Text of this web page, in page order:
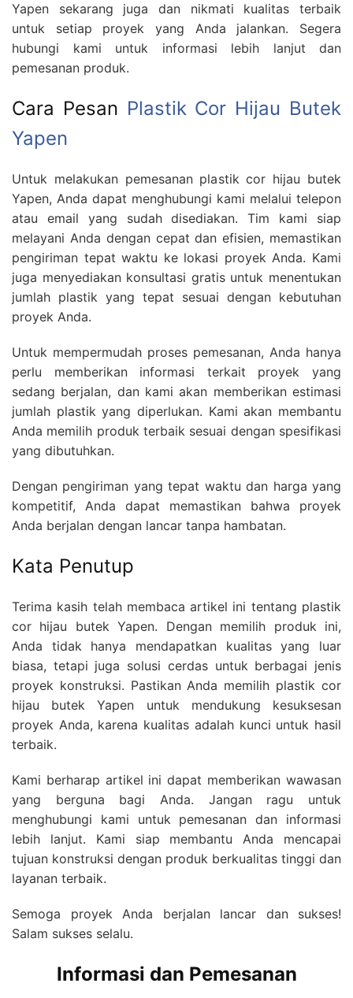
Yapen sekarang juga dan nikmati kualitas terbaik
untuk setiap proyek yang Anda jalankan. Segera
hubungi kami untuk informasi lebih lanjut dan
pemesanan produk.
Cara Pesan Plastik Cor Hijau Butek
Yapen
Untuk melakukan pemesanan plastik cor hijau butek
Yapen, Anda dapat menghubungi kami melalui telepon
atau email yang sudah disediakan. Tim kami siap
melayani Anda dengan cepat dan efisien, memastikan
pengiriman tepat waktu ke lokasi proyek Anda. Kami
juga menyediakan konsultasi gratis untuk menentukan
jumlah plastik yang tepat sesuai dengan kebutuhan
proyek Anda.
Untuk mempermudah proses pemesanan, Anda hanya
perlu memberikan informasi terkait proyek yang
sedang berjalan, dan kami akan memberikan estimasi
jumlah plastik yang diperlukan. Kami akan membantu
Anda memilih produk terbaik sesuai dengan spesifikasi
yang dibutuhkan.
Dengan pengiriman yang tepat waktu dan harga yang
kompetitif, Anda dapat memastikan bahwa proyek
Anda berjalan dengan lancar tanpa hambatan.
Kata Penutup
Terima kasih telah membaca artikel ini tentang plastik
cor hijau butek Yapen. Dengan memilih produk ini,
Anda tidak hanya mendapatkan kualitas yang luar
biasa, tetapi juga solusi cerdas untuk berbagai jenis
proyek konstruksi. Pastikan Anda memilih plastik cor
hijau butek Yapen untuk mendukung kesuksesan
proyek Anda, karena kualitas adalah kunci untuk hasil
terbaik.
Kami berharap artikel ini dapat memberikan wawasan
yang berguna bagi Anda. Jangan ragu untuk
menghubungi kami untuk pemesanan dan informasi
lebih lanjut. Kami siap membantu Anda mencapai
tujuan konstruksi dengan produk berkualitas tinggi dan
layanan terbaik.
Semoga proyek Anda berjalan lancar dan sukses!
Salam sukses selalu.
Informasi dan Pemesanan